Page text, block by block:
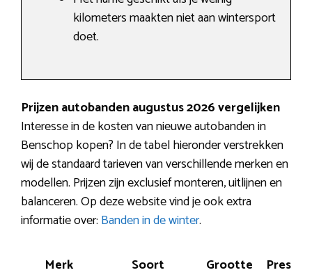
kilometers maakten niet aan wintersport
doet.
Prijzen autobanden augustus 2026 vergelijken
Interesse in de kosten van nieuwe autobanden in
Benschop kopen? In de tabel hieronder verstrekken
wij de standaard tarieven van verschillende merken en
modellen. Prijzen zijn exclusief monteren, uitlijnen en
balanceren. Op deze website vind je ook extra
informatie over: Banden in de winter.
Merk Soort Grootte